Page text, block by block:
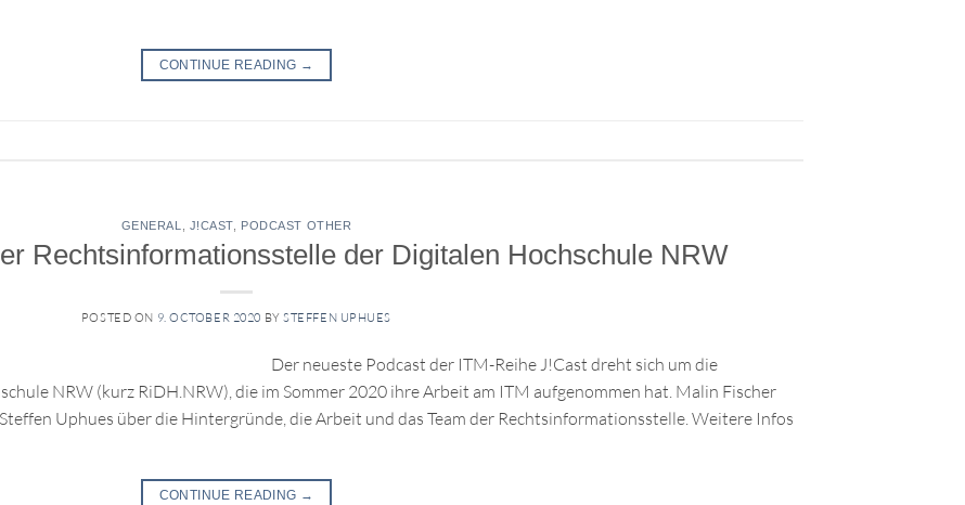
CONTINUE READING →
GENERAL J!CAST PODCAST OTHER
Rechtsinformationsstelle der Digitalen Hochschule NRW
POSTED ON 9. OCTOBER 2020 BYSTEFFEN UPHUES
Der neueste Podcast der ITM-Reihe J!Cast dreht sich um die
NRW (kurz RiDH.NRW), die im Sommer 2020 ihre Arbeit am ITM aufgenommen hat. Malin Fischer
Uphues über die Hintergründe, die Arbeit und das Team der Rechtsinformationsstelle. Weitere Infos
CONTINUE READING →